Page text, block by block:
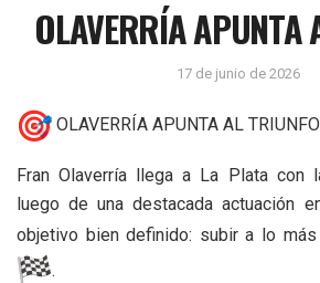
OLAVERRÍA APUNTA
17 de junio de 2026
OLAVERRÍA APUNTA AL TRIUNFO
Fran Olaverría llega a La Plata con
luego de una destacada actuación
objetivo bien definido: subir a lo
.